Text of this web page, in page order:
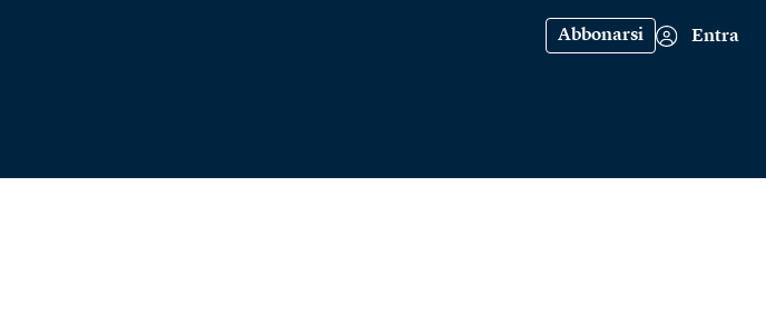
Abbonarsi Entra